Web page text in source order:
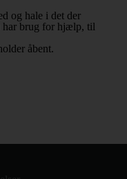
og hale i det der
har brug for hjælp, til
åbent.